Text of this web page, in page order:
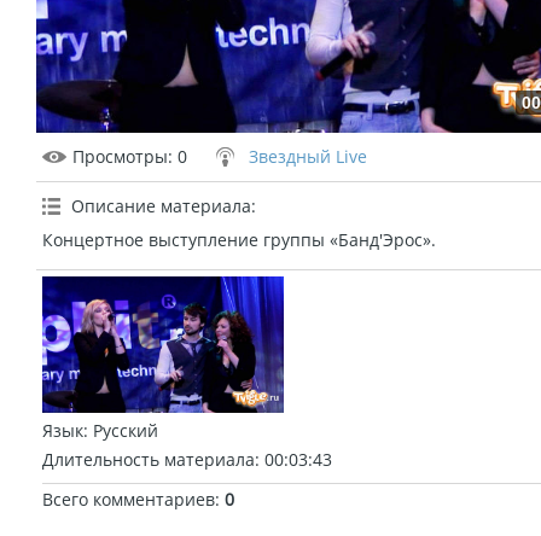
Просмотры: 0 Звездный Live
Описание материала:
Концертное выступление группы «Банд'Эрос».
Язык: Русский
Длительность материала: 00:03:43
Всего комментариев: 0